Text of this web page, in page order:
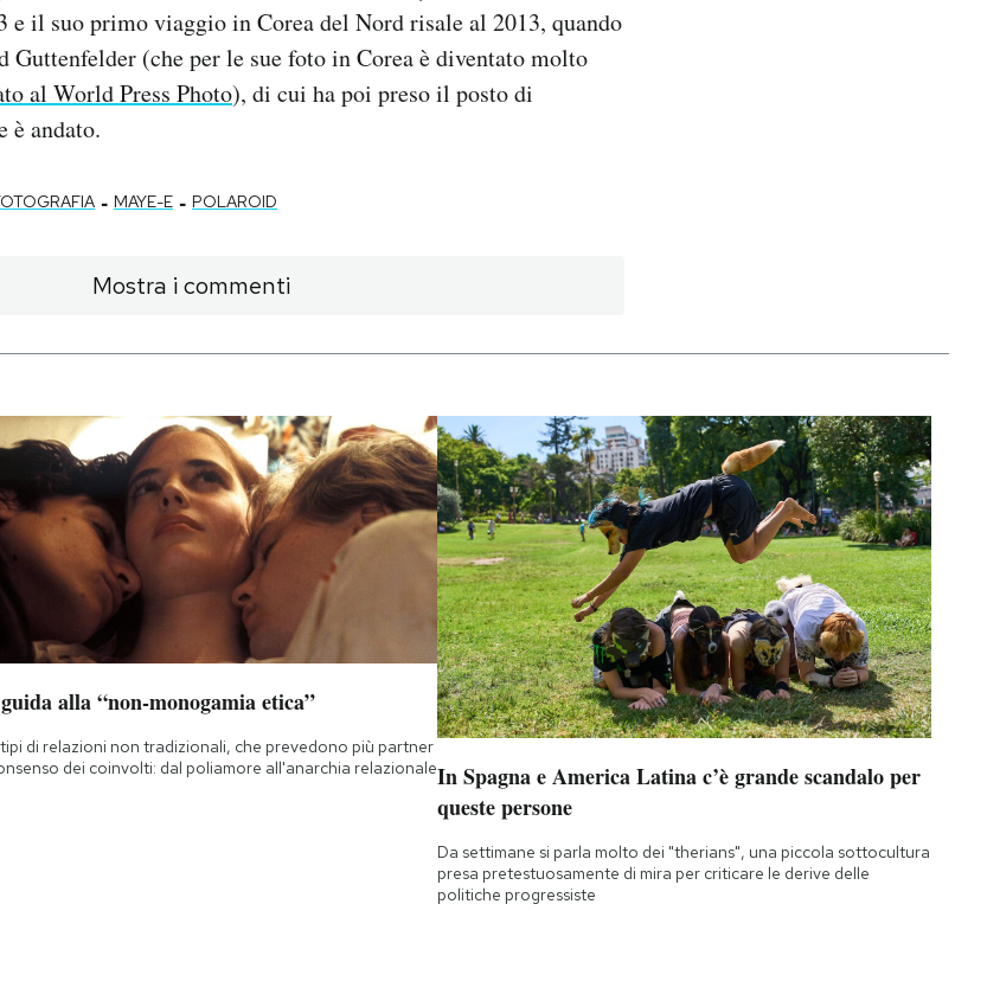
e il suo primo viaggio in Corea del Nord risale al 2013, quando
(che per le sue foto in Corea è diventato molto
al World Press Photo), di cui ha poi preso il posto di
è andato.
- MAYE-E - POLAROID
Mostra i commenti
alla “non-monogamia etica”
di relazioni non tradizionali, che prevedono più partner
dei coinvolti: dal poliamore all'anarchia relazionaleIn Spagna e America Latina c’è grande scandalo per
queste persone
Da settimane si parla molto dei "therians", una piccola sottocultura
presa pretestuosamente di mira per criticare le derive delle
politiche progressiste